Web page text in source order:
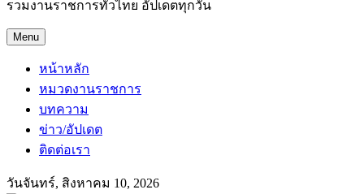
รวมงานราชการทั่วไทย อัปเดตทุกวัน
Menu
หน้าหลัก
หมวดงานราชการ
บทความ
ข่าว/อัปเดต
ติดต่อเรา
วันจันทร์, สิงหาคม 10, 2026